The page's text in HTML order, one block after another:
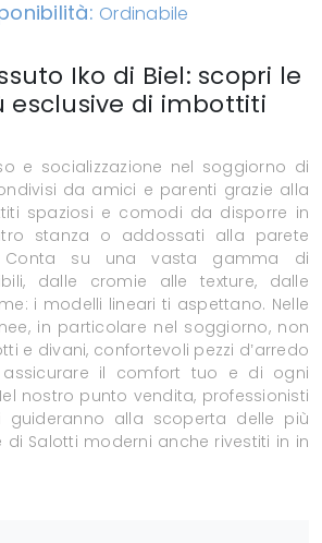
Ordinabile
Iko di Biel: scopri le
esclusive di imbottiti
e socializzazione nel soggiorno di
da amici e parenti grazie alla
spaziosi e comodi da disporre in
stanza o addossati alla parete
Conta su una vasta gamma di
dalle cromie alle texture, dalle
i modelli lineari ti aspettano. Nelle
in particolare nel soggiorno, non
e divani, confortevoli pezzi d’arredo
il comfort tuo e di ogni
nostro punto vendita, professionisti
guideranno alla scoperta delle più
di Salotti moderni anche rivestiti in in